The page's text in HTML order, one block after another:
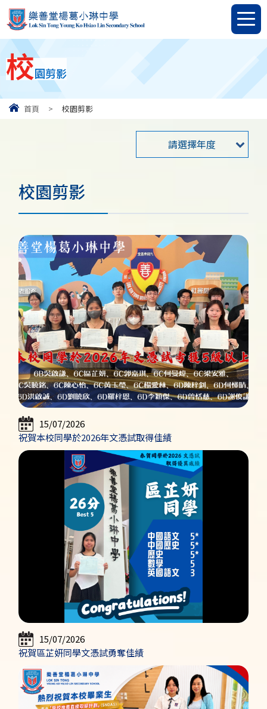
校園剪影
首頁 > 校園剪影
請選擇年度
校園剪影
15/07/2026
祝賀本校同學於2026年文憑試取得佳績
15/07/2026
祝賀區芷妍同學文憑試勇奪佳績